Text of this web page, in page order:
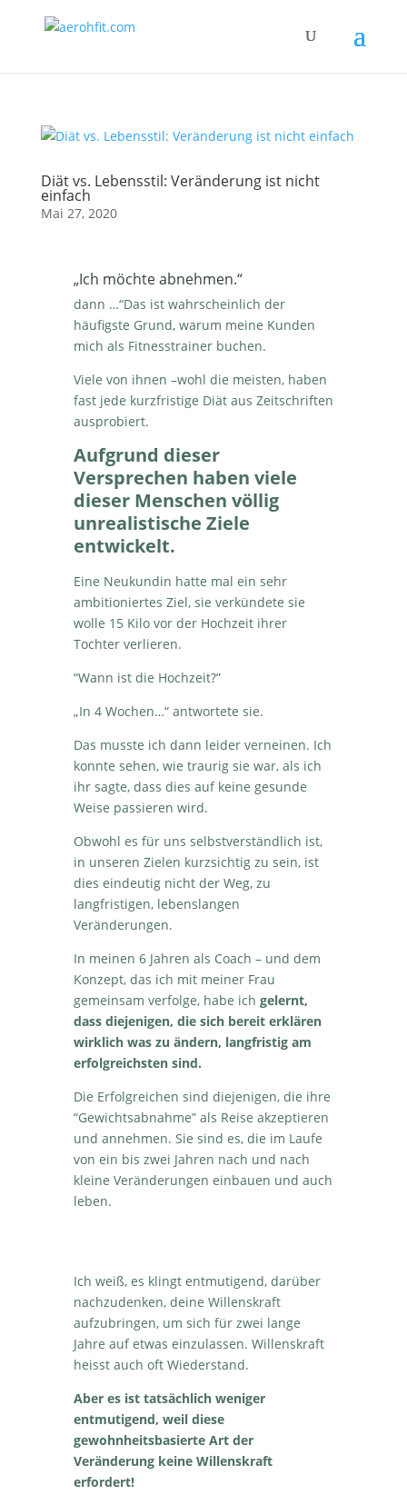
Diät vs. Lebensstil: Veränderung ist nicht
einfach
Mai 27, 2020
„Ich möchte abnehmen.“
dann …“Das ist wahrscheinlich der
häufigste Grund, warum meine Kunden
mich als Fitnesstrainer buchen.
Viele von ihnen –wohl die meisten, haben
fast jede kurzfristige Diät aus Zeitschriften
ausprobiert.
Aufgrund dieser
Versprechen haben viele
dieser Menschen völlig
unrealistische Ziele
entwickelt.
Eine Neukundin hatte mal ein sehr
ambitioniertes Ziel, sie verkündete sie
wolle 15 Kilo vor der Hochzeit ihrer
Tochter verlieren.
“Wann ist die Hochzeit?”
„In 4 Wochen…“ antwortete sie.
Das musste ich dann leider verneinen. Ich
konnte sehen, wie traurig sie war, als ich
ihr sagte, dass dies auf keine gesunde
Weise passieren wird.
Obwohl es für uns selbstverständlich ist,
in unseren Zielen kurzsichtig zu sein, ist
dies eindeutig nicht der Weg, zu
langfristigen, lebenslangen
Veränderungen.
In meinen 6 Jahren als Coach – und dem
Konzept, das ich mit meiner Frau
gemeinsam verfolge, habe ich gelernt,
dass diejenigen, die sich bereit erklären
wirklich was zu ändern, langfristig am
erfolgreichsten sind.
Die Erfolgreichen sind diejenigen, die ihre
“Gewichtsabnahme” als Reise akzeptieren
und annehmen. Sie sind es, die im Laufe
von ein bis zwei Jahren nach und nach
kleine Veränderungen einbauen und auch
leben.
Ich weiß, es klingt entmutigend, darüber
nachzudenken, deine Willenskraft
aufzubringen, um sich für zwei lange
Jahre auf etwas einzulassen. Willenskraft
heisst auch oft Wiederstand.
Aber es ist tatsächlich weniger
entmutigend, weil diese
gewohnheitsbasierte Art der
Veränderung keine Willenskraft
erfordert!